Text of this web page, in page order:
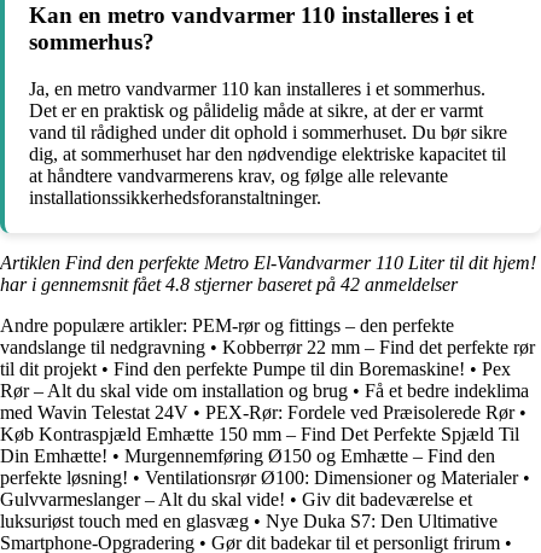
Kan en metro vandvarmer 110 installeres i et
sommerhus?
Ja, en metro vandvarmer 110 kan installeres i et sommerhus.
Det er en praktisk og pålidelig måde at sikre, at der er varmt
vand til rådighed under dit ophold i sommerhuset. Du bør sikre
dig, at sommerhuset har den nødvendige elektriske kapacitet til
at håndtere vandvarmerens krav, og følge alle relevante
installationssikkerhedsforanstaltninger.
Artiklen Find den perfekte Metro El-Vandvarmer 110 Liter til dit hjem!
har i gennemsnit fået4.8 stjerner baseret på 42 anmeldelser
Andre populære artikler: PEM-rør og fittings – den perfekte
vandslange til nedgravning • Kobberrør 22 mm – Find det perfekte rør
til dit projekt • Find den perfekte Pumpe til din Boremaskine! • Pex
Rør – Alt du skal vide om installation og brug • Få et bedre indeklima
med Wavin Telestat 24V • PEX-Rør: Fordele ved Præisolerede Rør•
Køb Kontraspjæld Emhætte 150 mm – Find Det Perfekte Spjæld Til
Din Emhætte! • Murgennemføring Ø150 og Emhætte – Find den
perfekte løsning! • Ventilationsrør Ø100: Dimensioner og Materialer•
Gulvvarmeslanger – Alt du skal vide! • Giv dit badeværelse et
luksuriøst touch med en glasvæg • Nye Duka S7: Den Ultimative
Smartphone-Opgradering • Gør dit badekar til et personligt frirum •